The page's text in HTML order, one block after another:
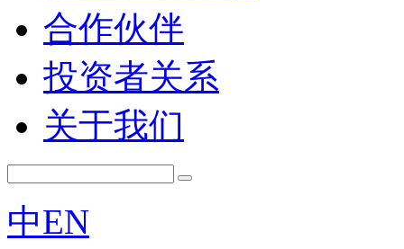
合作伙伴
投资者关系
关于我们
中EN